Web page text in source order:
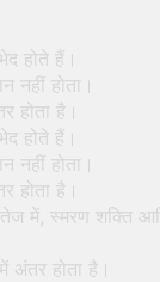
होते हैं।
नहीं होता।
होता है।
होते हैं।
नहीं होता।
होता है।
में, स्मरण शक्ति
अंतर होता है।